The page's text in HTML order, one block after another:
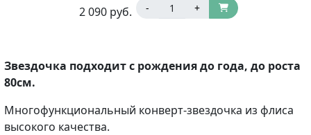
2 090 руб. - +
Звездочка подходит с рождения до года, до роста
80см.
Многофункциональный конверт-звездочка из флиса
высокого качества.